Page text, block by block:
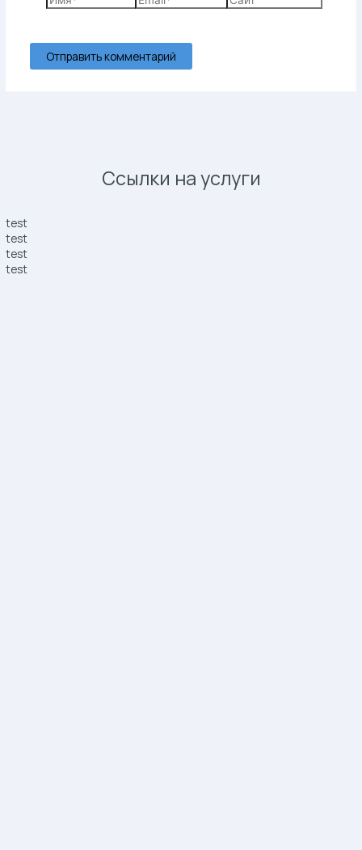
Ссылки на услуги
test
test
test
test